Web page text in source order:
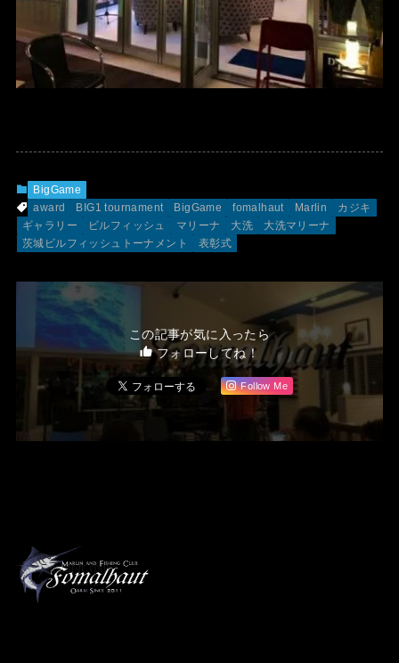
BigGame
award
BIG1 tournament BigGame fomalhaut Marlin
カジキ
ギャラリー
ビルフィッシュ マリーナ 大洗
大洗マリーナ
茨城ビルフィッシュトーナメント
表彰式
この記事が気に入ったら
フォローしてね！
Follow Me